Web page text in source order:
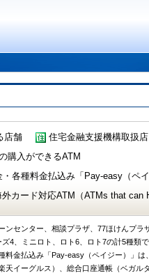
店舗 住宅金融支援機構取扱店
購入ができるATM
各種料金払込み「Pay-easy（ペ
外カード対応ATM（ATMs that can
センター、相談プラザ、77ほけんプラ
4、ミニロト、ロト6、ロト7の計5種類で
料金払込み「Pay-easy（ペイジー）」は
天イーグルス）、総合口座通帳（ベガル